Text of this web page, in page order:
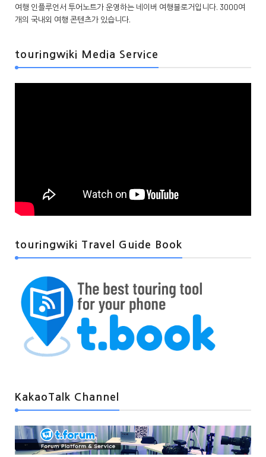
여행 인플루언서 투어노트가 운영하는 네이버 여행블로거입니다. 3000여
개의 국내외 여행 콘텐츠가 있습니다.
touringwiki Media Service
touringwiki Travel Guide Book
KakaoTalk Channel